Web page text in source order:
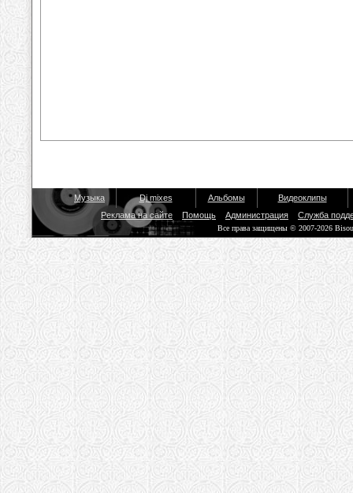
Музыка Dj mixes Альбомы
Видеоклипы
Реклама на сайте
Помощь Администрация Служба
Все права защищены © 2007-2026